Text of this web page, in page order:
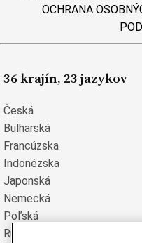
OCHRANA
36 krajín, 23 jazykov
Česká
Bulharská
Francúzska
Indonézska
Japonská
Nemecká
Poľská
Rumunská